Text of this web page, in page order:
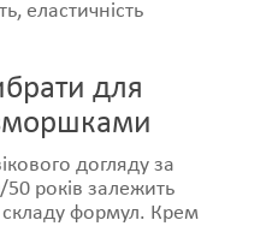
еластичність
для
догляду за
років залежить
складу формул. Крем